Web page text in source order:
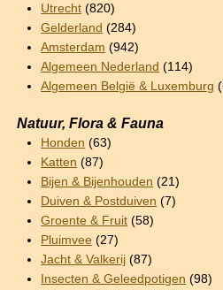
Utrecht (820)
Gelderland (284)
Amsterdam (942)
Algemeen Nederland (114)
Algemeen België & Luxemburg
Natuur, Flora & Fauna
Honden (63)
Katten (87)
Bijen & Bijenhouden (21)
Duiven & Postduiven (7)
Groente & Fruit (58)
Pluimvee (27)
Jacht & Valkerij (87)
Insecten & Geleedpotigen (98)